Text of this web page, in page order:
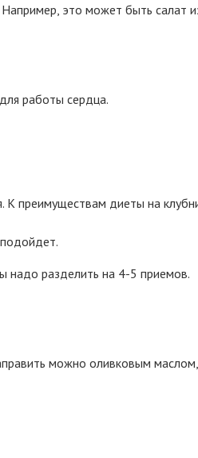
это может быть салат
работы сердца.
К преимуществам диеты на
надо разделить на 4-5 приемов.
можно оливковым маслом,